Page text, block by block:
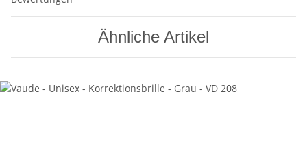
Ähnliche Artikel